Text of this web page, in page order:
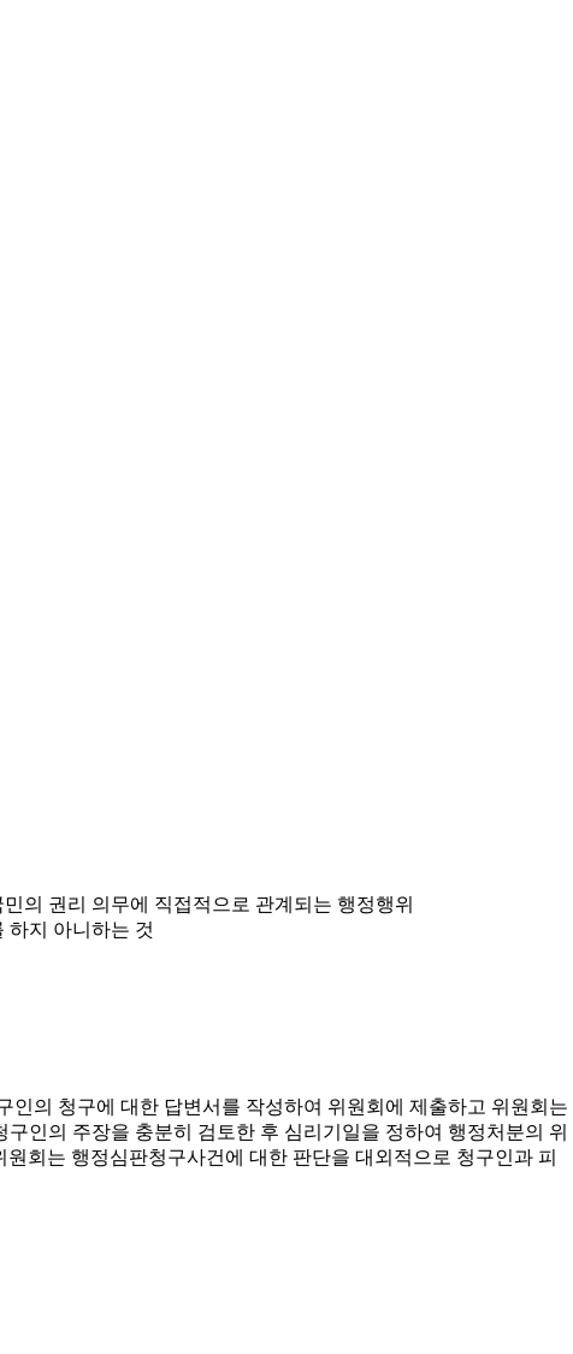
의 권리 의무에 직접적으로 관계되는 행정행위
하지 아니하는 것